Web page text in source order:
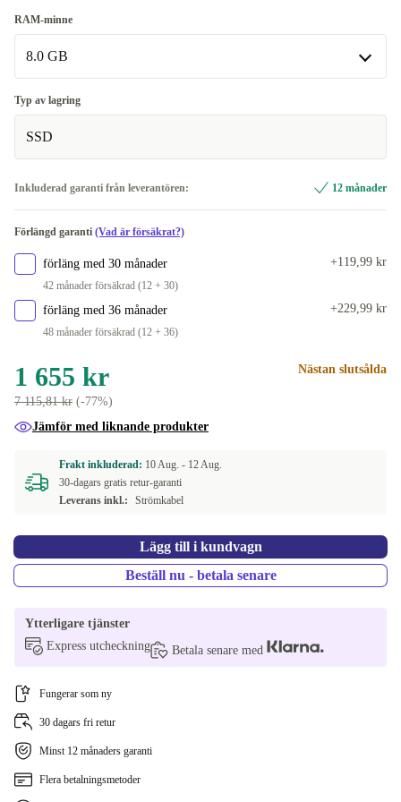
Intel Core i7-8700T
3.10 GHz
Tillgänglig i andra konfigurationer
2.10 GHz
3.60 GHz
RAM-minne
8.0 GB
8.0 GB
16.0 GB
+1 184 kr
Typ av lagring
SSD
Inkluderad garanti från leverantören: 12 månader
Förlängd garanti (Vad är försäkrat?)
förläng med 30 månader
42 månader försäkrad (12 + 30)
+119,99 kr
förläng med 36 månader
48 månader försäkrad (12 + 36)
+229,99 kr
1 655 kr
7 115,81 kr (-77%)
Nästan slutsålda
Jämför med liknande produkter
Frakt inkluderad: 10 Aug. - 12 Aug.
30-dagars gratis retur-garanti
Leverans inkl.:
Strömkabel
Lägg till i kundvagn
Beställ nu - betala senare
Ytterligare tjänster
Express utcheckning
Betala senare med
Fungerar som ny
30 dagars fri retur
Minst 12 månaders garanti
Flera betalningsmetoder